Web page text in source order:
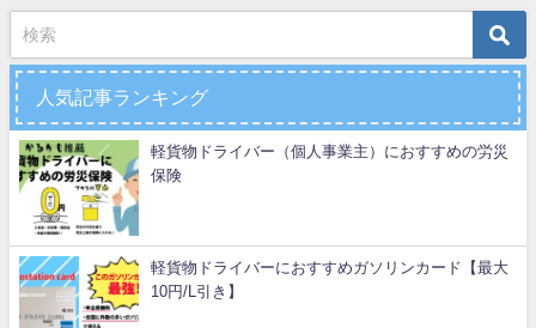
人気記事ランキング
軽貨物ドライバー（個人事業主）におすすめの労災
保険
軽貨物ドライバーにおすすめガソリンカード【最大
10円/L引き】